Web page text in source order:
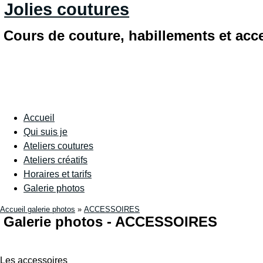
Jolies coutures
Cours de couture, habillements et
Accueil
Qui suis je
Ateliers coutures
Ateliers créatifs
Horaires et tarifs
Galerie photos
Accueil galerie photos » ACCESSOIRES
Galerie photos - ACCESSOIRES
Les accessoires